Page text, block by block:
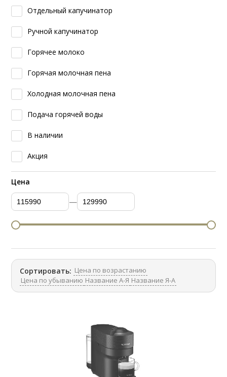
Отдельный капучинатор
Ручной капучинатор
Горячее молоко
Горячая молочная пена
Холодная молочная пена
Подача горячей воды
В наличии
Акция
Цена
—
Сортировать: Цена по возрастанию
Цена по убыванию Название А-Я Название Я-А